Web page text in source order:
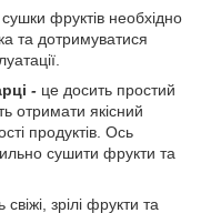
фруктів необхідно
та дотримуватися
- це досить простий
отримати якісний
продуктів. Ось
сушити фрукти та
свіжі, зрілі фрукти та